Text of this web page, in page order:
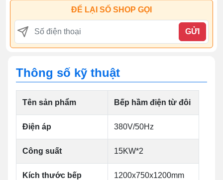
ĐỂ LẠI SỐ SHOP GỌI
GỬI
Thông số kỹ thuật
Tên sản phẩm Bếp hầm điện từ đôi
Điện áp 380V/50Hz
Công suất 15KW*2
Kích thước bếp 1200x750x1200mm